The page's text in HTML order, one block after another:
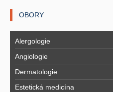
OBORY
Alergologie
Angiologie
Dermatologie
Estetická medicína